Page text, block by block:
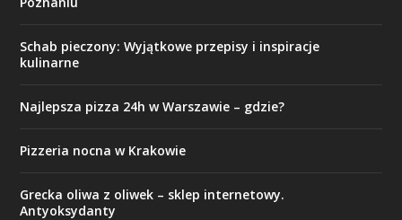
Schab pieczony: Wyjątkowe przepisy i inspiracje
kulinarne
Najlepsza pizza 24h w Warszawie – gdzie?
Pizzeria nocna w Krakowie
Grecka oliwa z oliwek – sklep internetowy.
Antyoksydanty